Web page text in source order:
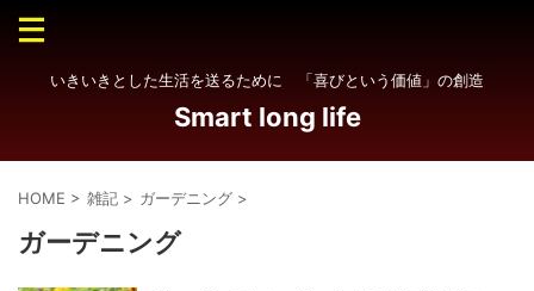
いきいきとした生活を送るために 「喜びという価値」の創造
Smart long life
HOME > 雑記 > ガーデニング >
ガーデニング